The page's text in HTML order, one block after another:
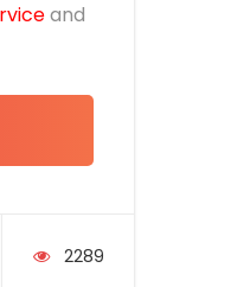
and
2289